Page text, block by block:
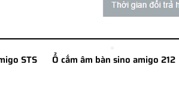
STS
Ổ cắm âm bàn sino amigo 212